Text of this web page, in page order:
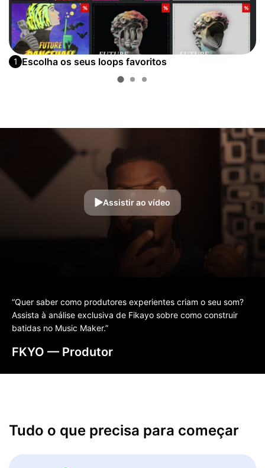
1 Escolha os seus loops favoritos
Assistir ao vídeo
FKYO — Produtor
“Quer saber como produtores experientes criam o seu som?
Assista à análise exclusiva de Fikayo sobre como construir
batidas no Music Maker.”
Tudo o que precisa para começar